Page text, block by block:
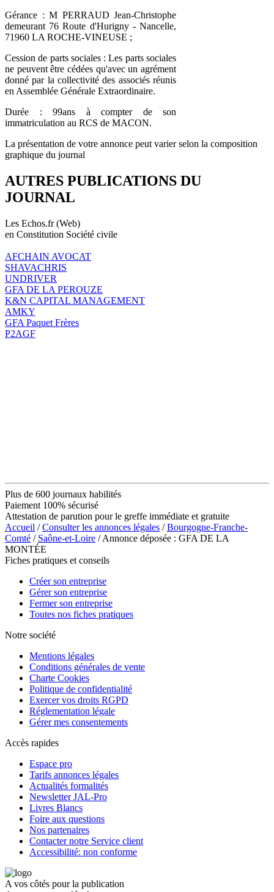
Gérance : M PERRAUD Jean-Christophe
demeurant 76 Route d'Hurigny - Nancelle,
71960 LA ROCHE-VINEUSE ;
Cession de parts sociales : Les parts sociales
ne peuvent être cédées qu'avec un agrément
donné par la collectivité des associés réunis
en Assemblée Générale Extraordinaire.
Durée : 99ans à compter de son
immatriculation au RCS de MACON.
La présentation de votre annonce peut varier selon la composition
graphique du journal
AUTRES PUBLICATIONS DU
JOURNAL
Les Echos.fr (Web)
en Constitution Société civile
AFCHAIN AVOCAT
SHAVACHRIS
UNDRIVER
GFA DE LA PEROUZE
K&N CAPITAL MANAGEMENT
AMKY
GFA Paquet Frères
P2AGF
Plus de 600 journaux habilités
Paiement 100% sécurisé
Attestation de parution pour le greffe immédiate et gratuite
Accueil /Consulter les annonces légales /Bourgogne-Franche-
Comté / Saône-et-Loire / Annonce déposée : GFA DE LA
MONTÉE
Fiches pratiques et conseils
Créer son entreprise
Gérer son entreprise
Fermer son entreprise
Toutes nos fiches pratiques
Notre société
Mentions légales
Conditions générales de vente
Charte Cookies
Politique de confidentialité
Exercer vos droits RGPD
Réglementation légale
Gérer mes consentements
Accès rapides
Espace pro
Tarifs annonces légales
Actualités formalités
Newsletter JAL-Pro
Livres Blancs
Foire aux questions
Nos partenaires
Contacter notre Service client
Accessibilité: non conforme
A vos côtés pour la publication